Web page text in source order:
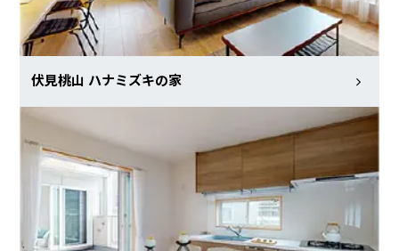
伏見桃山 ハナミズキの家